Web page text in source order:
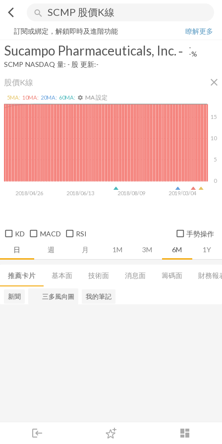
arrow_back_ios search
login dashboard
下單
Sucampo Pharmaceuticals, Inc. --%
訂閱或綁定，解鎖即時及進階功能
瞭解更多
Sucampo Pharmaceuticals, Inc.- -
-%
SCMP NASDAQ 量: - 股 更新:-
股價K線 close
日 週 月 1M 3M 6M 1Y
2018/04/26 2018/06/13 2018/08/09 2019/03/04
0
5
10
15
5MA: 10MA: 20MA: 60MA: settings MA 設定
KD MACD RSI 手勢操作
推薦卡片 基本面 技術面 消息面 籌碼面 財務報
新聞 三多風向圖 我的筆記